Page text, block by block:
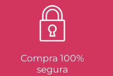
Compra 100%
segura